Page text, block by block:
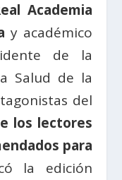
Academia
y académico
de la
Salud de la
del
los lectores
para
la edición